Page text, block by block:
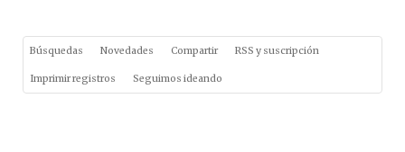
Búsquedas Novedades Compartir RSS y suscripción
Imprimir registros Seguimos ideando